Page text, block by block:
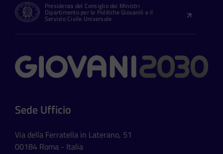
Presidenza del Consiglio dei Ministri
Dipartimento per le Politiche Giovanili e il
Servizio Civile Universale
Contatti
Sede Ufficio
Via della Ferratella in Laterano, 51
00184 Roma - Italia